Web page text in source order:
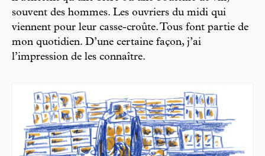
souvent des hommes. Les ouvriers du midi qui
viennent pour leur casse-croûte. Tous font partie de
mon quotidien. D’une certaine façon, j’ai
l’impression de les connaître.